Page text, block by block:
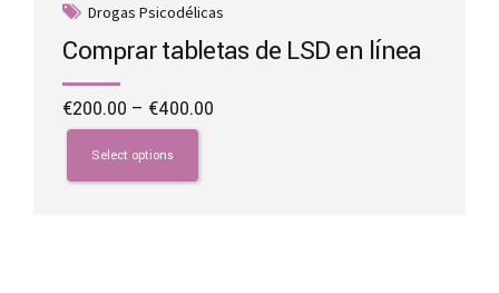
Drogas Psicodélicas
Comprar tabletas de LSD en línea
€200.00 – €400.00
Select options
This
product
has